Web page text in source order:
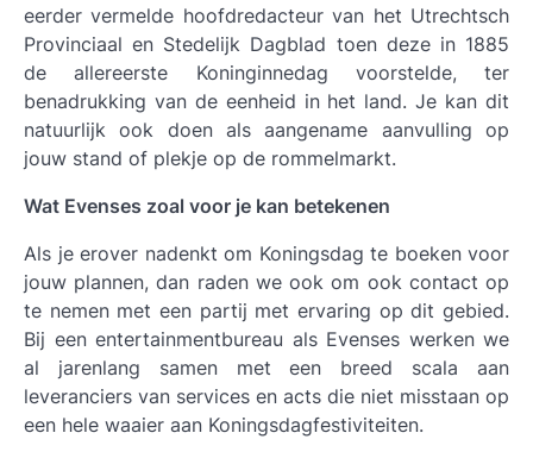
eerder vermelde hoofdredacteur van het Utrechtsch
Provinciaal en Stedelijk Dagblad toen deze in 1885
de allereerste Koninginnedag voorstelde, ter
benadrukking van de eenheid in het land. Je kan dit
natuurlijk ook doen als aangename aanvulling op
jouw stand of plekje op de rommelmarkt.
Wat Evenses zoal voor je kan betekenen
Als je erover nadenkt om Koningsdag te boeken voor
jouw plannen, dan raden we ook om ook contact op
te nemen met een partij met ervaring op dit gebied.
Bij een entertainmentbureau als Evenses werken we
al jarenlang samen met een breed scala aan
leveranciers van services en acts die niet misstaan op
een hele waaier aan Koningsdagfestiviteiten.